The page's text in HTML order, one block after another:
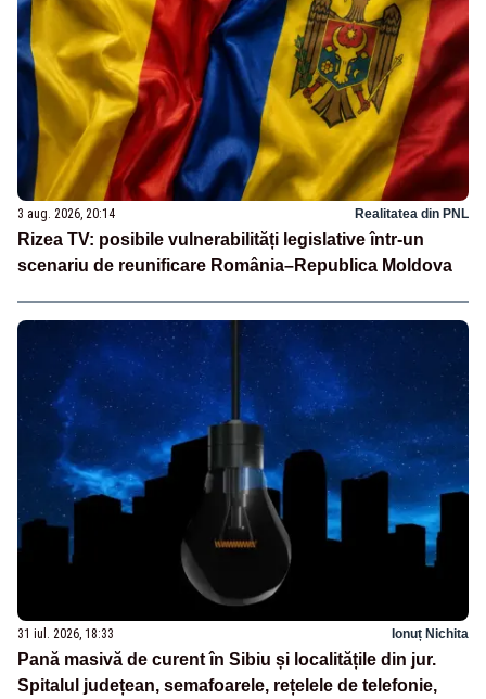
3 aug. 2026, 20:14 Realitatea din PNL
Rizea TV: posibile vulnerabilități legislative într-un
scenariu de reunificare România–Republica Moldova
31 iul. 2026, 18:33 Ionuț Nichita
Pană masivă de curent în Sibiu și localitățile din jur.
Spitalul județean, semafoarele, rețelele de telefonie,